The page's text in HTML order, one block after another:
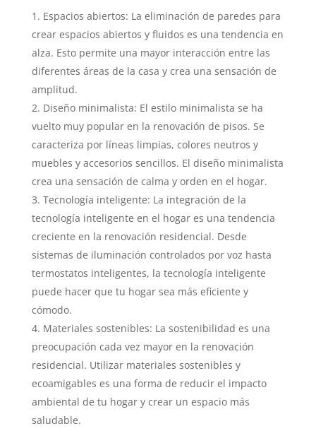
Espacios abiertos: La eliminación de paredes para
crear espacios abiertos y fluidos es una tendencia en
alza. Esto permite una mayor interacción entre las
diferentes áreas de la casa y crea una sensación de
amplitud.
Diseño minimalista: El estilo minimalista se ha
vuelto muy popular en la renovación de pisos. Se
caracteriza por líneas limpias, colores neutros y
muebles y accesorios sencillos. El diseño minimalista
crea una sensación de calma y orden en el hogar.
Tecnología inteligente: La integración de la
tecnología inteligente en el hogar es una tendencia
creciente en la renovación residencial. Desde
sistemas de iluminación controlados por voz hasta
termostatos inteligentes, la tecnología inteligente
puede hacer que tu hogar sea más eficiente y
cómodo.
Materiales sostenibles: La sostenibilidad es una
preocupación cada vez mayor en la renovación
residencial. Utilizar materiales sostenibles y
ecoamigables es una forma de reducir el impacto
ambiental de tu hogar y crear un espacio más
saludable.